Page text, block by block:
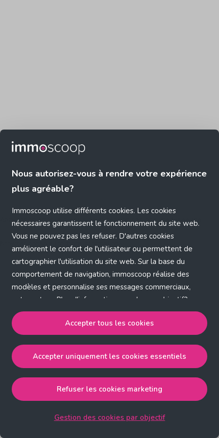
Nous autorisez-vous à rendre votre expérience
plus agréable?
Immoscoop utilise différents cookies. Les cookies
nécessaires garantissent le fonctionnement du site web.
Vous ne pouvez pas les refuser. D'autres cookies
améliorent le confort de l'utilisateur ou permettent de
cartographier l'utilisation du site web. Sur la base du
comportement de navigation, immoscoop réalise des
modèles et personnalise ses messages commerciaux,
entre autres. Plus d'informations sur chaque objectif?
Cliquez sur 'Gestion des cookies par objectif'.
Notre politique de cookies
Accepter tous les cookies
strictement nécessaires, performance, fonctionnalité et
publicité ciblée.
Accepter uniquement les cookies essentielsaccepte
les cookies strictement nécessaires.
Accepter tous les cookies
Accepter uniquement les cookies essentiels
Refuser les cookies marketing
Gestion des cookies par objectif
Application error: a client-side exception has occurred (see the
browser console for more information)